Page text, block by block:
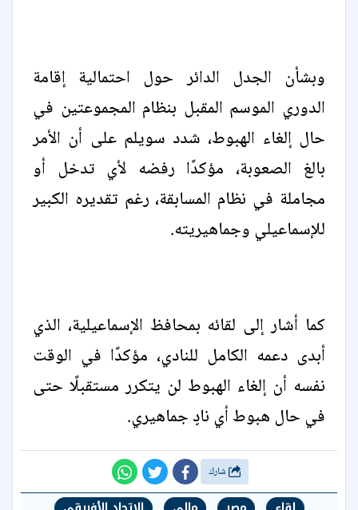
وبشأن الجدل الدائر حول احتمالية إقامة
الدوري الموسم المقبل بنظام المجموعتين في
حال إلغاء الهبوط، شدد سويلم على أن الأمر
بالغ الصعوبة، مؤكدًا رفضه لأي تدخل أو
مجاملة في نظام المسابقة، رغم تقديره الكبير
للإسماعيلي وجماهيريته.
كما أشار إلى لقائه بمحافظ الإسماعيلية، الذي
أبدى دعمه الكامل للنادي، مؤكدًا في الوقت
نفسه أن إلغاء الهبوط لن يتكرر مستقبلًا حتى
في حال هبوط أي نادٍ جماهيري.